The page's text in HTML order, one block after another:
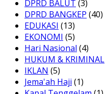
DPRD BALUT (3)
DPRD BANGKEP (40)
EDUKASI (13)
EKONOMI (5)
Hari Nasional (4)
HUKUM & KRIMINAL
IKLAN (5)
Jema'ah Haji (1)